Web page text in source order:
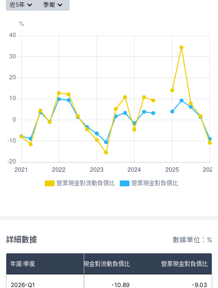
近5年 季報
營業現金對流動負債比 營業現金對負債比
詳細數據 數據單位：%
年度/季度 營業現金對流動負債比 營業現金對負債比
2026-Q1 -10.89 -9.03